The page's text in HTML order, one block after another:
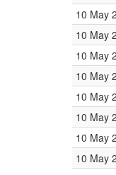
10 May
10 May
10 May
10 May
10 May
10 May
10 May
10 May